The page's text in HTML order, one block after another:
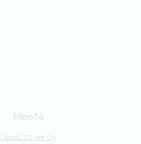
Meistä
OpenCO2net Oy